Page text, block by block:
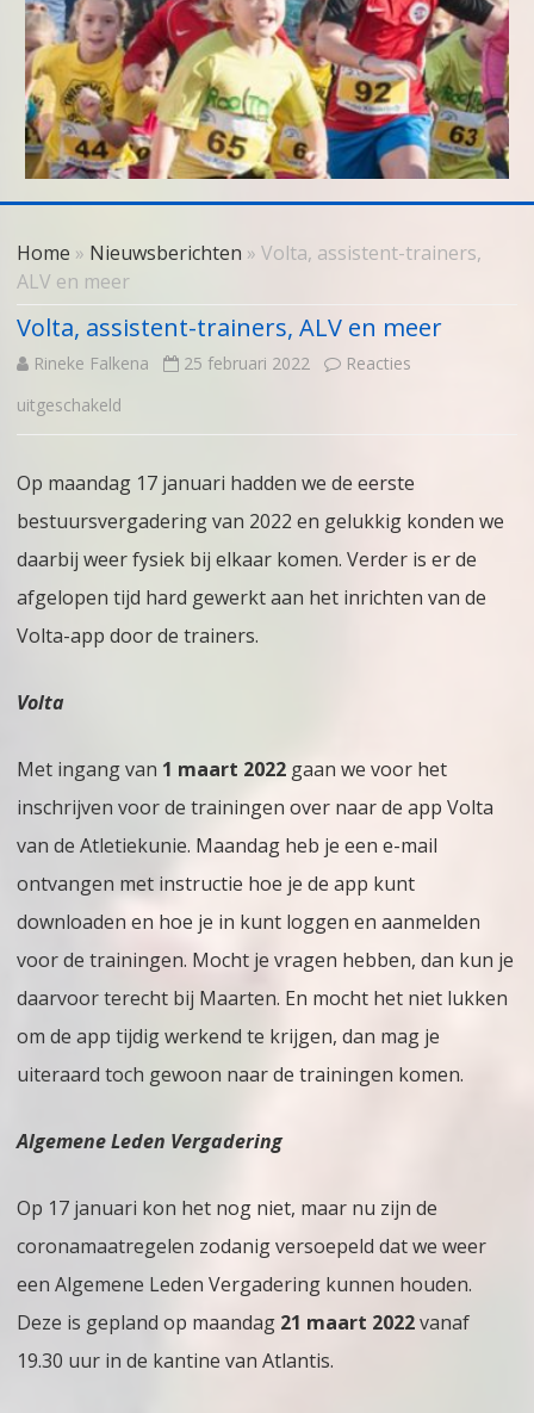
content
Home » Nieuwsberichten » Volta, assistent-trainers,
ALV en meer
Volta, assistent-trainers, ALV en meer
Rineke Falkena 25 februari 2022
Reacties
uitgeschakeld
assistent-
trainers,
ALV
en
Op maandag 17 januari hadden we de eerste
bestuursvergadering van 2022 en gelukkig konden we
daarbij weer fysiek bij elkaar komen. Verder is er de
afgelopen tijd hard gewerkt aan het inrichten van de
Volta-app door de trainers.
Volta
Met ingang van 1 maart 2022 gaan we voor het
inschrijven voor de trainingen over naar de app Volta
van de Atletiekunie. Maandag heb je een e-mail
ontvangen met instructie hoe je de app kunt
downloaden en hoe je in kunt loggen en aanmelden
voor de trainingen. Mocht je vragen hebben, dan kun je
daarvoor terecht bij Maarten. En mocht het niet lukken
om de app tijdig werkend te krijgen, dan mag je
uiteraard toch gewoon naar de trainingen komen.
Algemene Leden Vergadering
Op 17 januari kon het nog niet, maar nu zijn de
coronamaatregelen zodanig versoepeld dat we weer
een Algemene Leden Vergadering kunnen houden.
Deze is gepland op maandag 21 maart 2022vanaf
19.30 uur in de kantine van Atlantis.